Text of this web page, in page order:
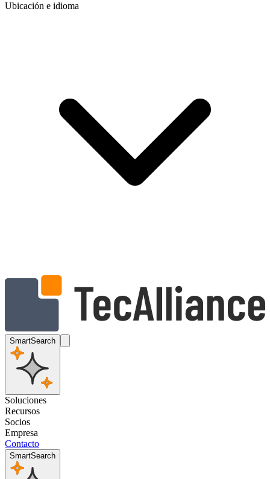
Ubicación e idioma
SmartSearch
Soluciones
Recursos
Socios
Empresa
Contacto
SmartSearch